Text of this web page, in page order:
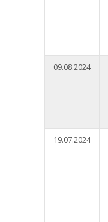
09.08.2024
19.07.2024